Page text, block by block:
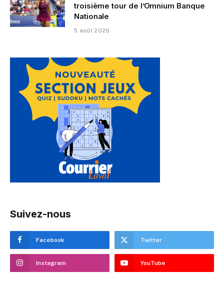
troisième tour de l’Omnium Banque
Nationale
5 août 2026
Suivez-nous
Facebook Twitter
Instagram YouTube